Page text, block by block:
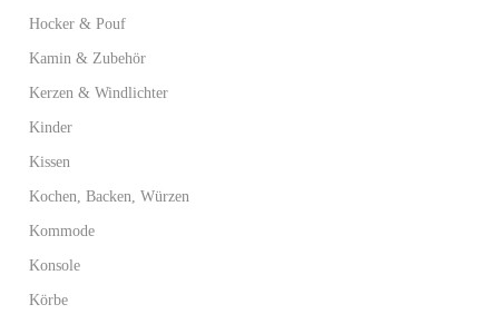
Hocker & Pouf
Kamin & Zubehör
Kerzen & Windlichter
Kinder
Kissen
Kochen, Backen, Würzen
Kommode
Konsole
Körbe